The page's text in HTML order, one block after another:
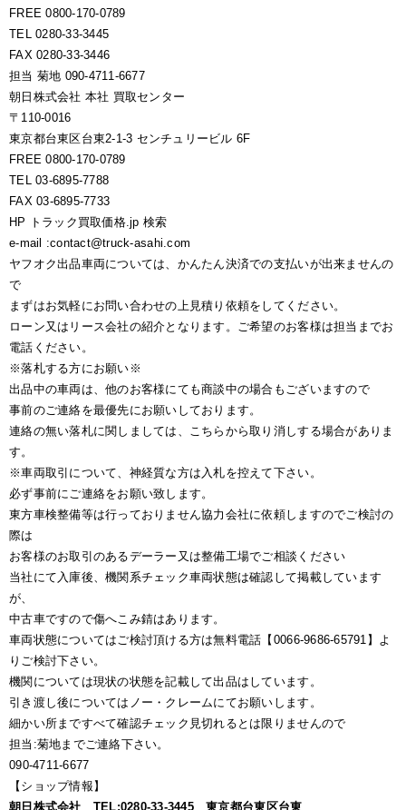
FREE 0800-170-0789
TEL 0280-33-3445
FAX 0280-33-3446
担当 菊地 090-4711-6677
朝日株式会社 本社 買取センター
〒110-0016
東京都台東区台東2-1-3 センチュリービル 6F
FREE 0800-170-0789
TEL 03-6895-7788
FAX 03-6895-7733
HP トラック買取価格.jp 検索
e-mail :contact@truck-asahi.com
ヤフオク出品車両については、かんたん決済での支払いが出来ませんの
で
まずはお気軽にお問い合わせの上見積り依頼をしてください。
ローン又はリース会社の紹介となります。ご希望のお客様は担当までお
電話ください。
※落札する方にお願い※
出品中の車両は、他のお客様にても商談中の場合もございますので
事前のご連絡を最優先にお願いしております。
連絡の無い落札に関しましては、こちらから取り消しする場合がありま
す。
※車両取引について、神経質な方は入札を控えて下さい。
必ず事前にご連絡をお願い致します。
東方車検整備等は行っておりません協力会社に依頼しますのでご検討の
際は
お客様のお取引のあるデーラー又は整備工場でご相談ください
当社にて入庫後、機関系チェック車両状態は確認して掲載しています
が、
中古車ですので傷へこみ錆はあります。
車両状態についてはご検討頂ける方は無料電話【0066-9686-65791】よ
りご検討下さい。
機関については現状の状態を記載して出品はしています。
引き渡し後についてはノー・クレームにてお願いします。
細かい所まですべて確認チェック見切れるとは限りませんので
担当:菊地までご連絡下さい。
090-4711-6677
【ショップ情報】
朝日株式会社 TEL:0280-33-3445 東京都台東区台東